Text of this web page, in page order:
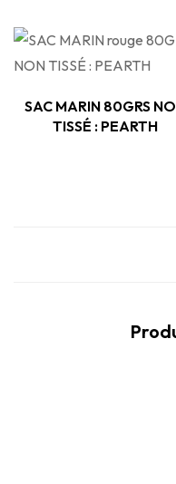
SAC MARIN 80GRS
TISSÉ : PEARTH